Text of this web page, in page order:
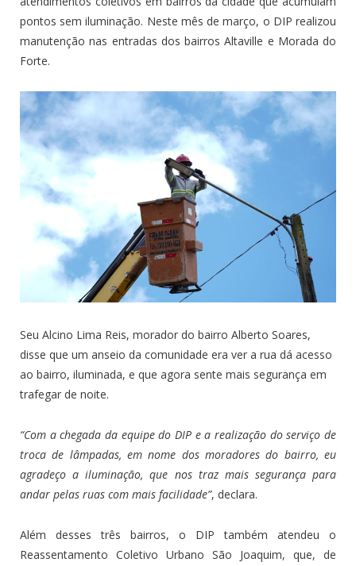
pontos sem iluminação. Neste mês de março, o DIP realizou
manutenção nas entradas dos bairros Altaville e Morada do
Forte.
Seu Alcino Lima Reis, morador do bairro Alberto Soares,
disse que um anseio da comunidade era ver a rua dá acesso
ao bairro, iluminada, e que agora sente mais segurança em
trafegar de noite.
“Com a chegada da equipe do DIP e a realização do serviço de
troca de lâmpadas, em nome dos moradores do bairro, eu
agradeço a iluminação, que nos traz mais segurança para
andar pelas ruas com mais facilidade”, declara.
Além desses três bairros, o DIP também atendeu o
Reassentamento Coletivo Urbano São Joaquim, que, de